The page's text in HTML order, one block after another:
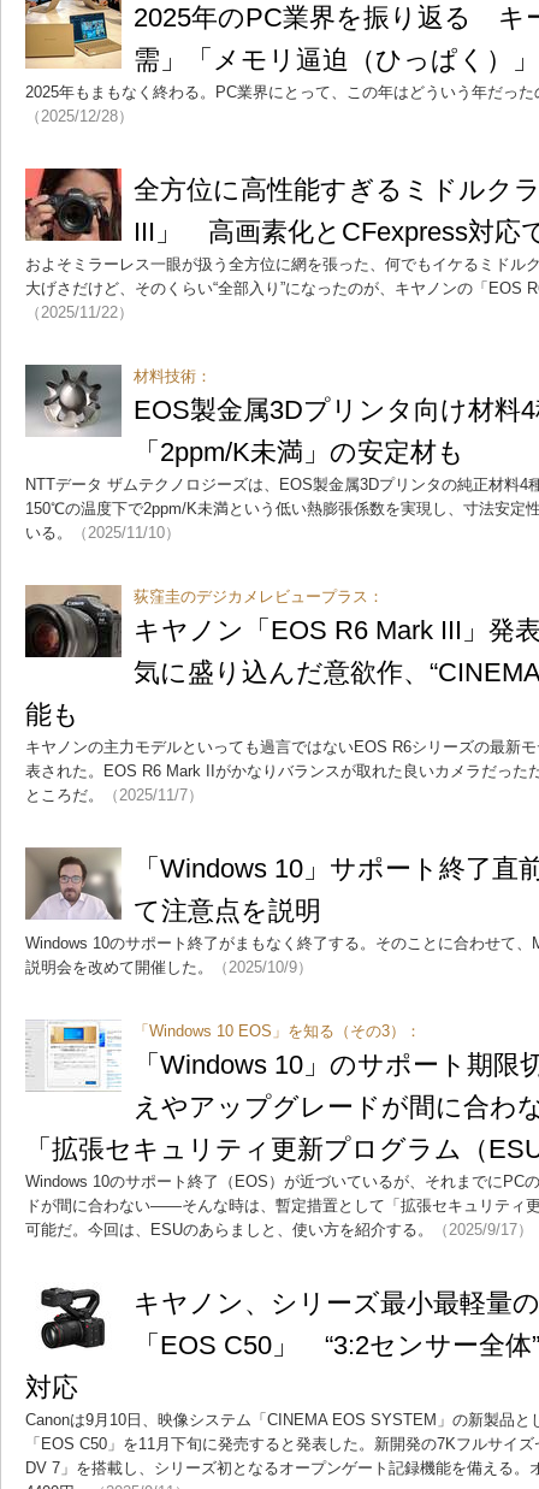
2025年のPC業界を振り返る キ
需」「メモリ逼迫（ひっぱく）
2025年もまもなく終わる。PC業界にとって、この年はどういう年だっ
（2025/12/28）
全方位に高性能すぎるミドルク
III」 高画素化とCFexpress対応
およそミラーレス一眼が扱う全方位に網を張った、何でもイケるミドル
大げさだけど、そのくらい“全部入り”になったのが、キヤノンの「EOS
（2025/11/22）
材料技術：
EOS製金属3Dプリンタ向け材料
「2ppm/K未満」の安定材も
NTTデータ ザムテクノロジーズは、EOS製金属3Dプリンタの純正材料4
150℃の温度下で2ppm/K未満という低い熱膨張係数を実現し、寸法安定
いる。
（2025/11/10）
荻窪圭のデジカメレビュープラス：
キヤノン「EOS R6 Mark III」発
気に盛り込んだ意欲作、
能も
キヤノンの主力モデルといっても過言ではないEOS R6シリーズの最新
表された。EOS R6 Mark IIがかなりバランスが取れた良いカメラだった
ところだ。
（2025/11/7）
「Windows 10」サポート終了
て注意点を説明
Windows 10のサポート終了がまもなく終了する。そのことに合わせて
説明会を改めて開催した。
（2025/10/9）
「Windows 10 EOS」を知る（その3）：
「Windows 10」のサポート期
えやアップグレードが間に合
「拡張セキュリティ更新プログラム（
Windows 10のサポート終了（EOS）が近づいているが、それまでにPC
ドが間に合わない――そんな時は、暫定措置として「拡張セキュリティ
可能だ。今回は、ESUのあらましと、使い方を紹介する。
（2025/9/17）
キヤノン、シリーズ最小最軽量
「EOS C50」 “3:2センサー全
対応
Canonは9月10日、映像システム「CINEMA EOS SYSTEM」の新製品と
「EOS C50」を11月下旬に発売すると発表した。新開発の7Kフルサイ
DV 7」を搭載し、シリーズ初となるオープンゲート記録機能を備える。